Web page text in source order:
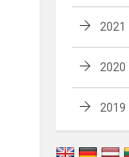
2021
2020
2019